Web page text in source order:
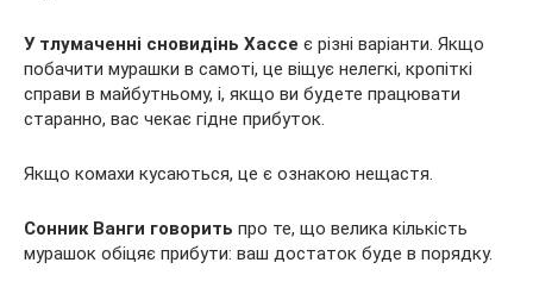
У тлумаченні сновидінь Хассе є різні варіанти. Якщо
побачити мурашки в самоті, це віщує нелегкі, кропіткі
справи в майбутньому, і, якщо ви будете працювати
старанно, вас чекає гідне прибуток.
Якщо комахи кусаються, це є ознакою нещастя.
Сонник Ванги говорить про те, що велика кількість
мурашок обіцяє прибути: ваш достаток буде в порядку.